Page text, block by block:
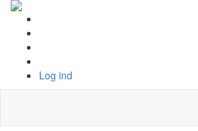
Log ind